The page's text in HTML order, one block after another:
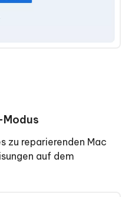
Modus
zu reparierenden Mac
auf dem